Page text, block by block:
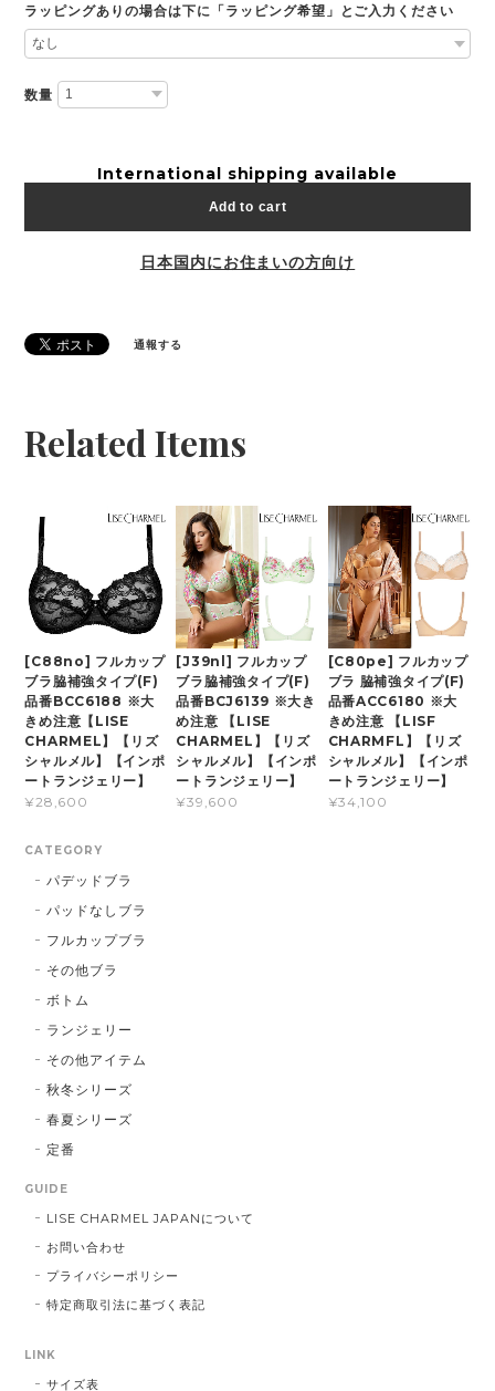
ラッピングありの場合は下に「ラッピング希望」とご入力ください
数量
International shipping available
Add to cart
日本国内にお住まいの方向け
通報する
Related Items
[C88no] フルカップ
ブラ脇補強タイプ(F)
品番BCC6188 ※大
きめ注意【LISE
CHARMEL】【リズ
シャルメル】【インポ
ートランジェリー】
¥28,600
[J39nl] フルカップ
ブラ脇補強タイプ(F)
品番BCJ6139 ※大き
め注意 【LISE
CHARMEL】【リズ
シャルメル】【インポ
ートランジェリー】
¥39,600
[C80pe] フルカップ
ブラ 脇補強タイプ(F)
品番ACC6180 ※大
きめ注意 【LISF
CHARMFL】【リズ
シャルメル】【インポ
ートランジェリー】
¥34,100
CATEGORY
パデッドブラ
パッドなしブラ
フルカップブラ
その他ブラ
ボトム
ランジェリー
その他アイテム
秋冬シリーズ
春夏シリーズ
定番
GUIDE
LISE CHARMEL JAPANについて
お問い合わせ
プライバシーポリシー
特定商取引法に基づく表記
LINK
サイズ表